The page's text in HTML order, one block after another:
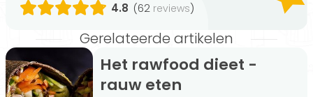
4.8 (62 reviews)
Gerelateerde artikelen
Het rawfood dieet -
rauw eten